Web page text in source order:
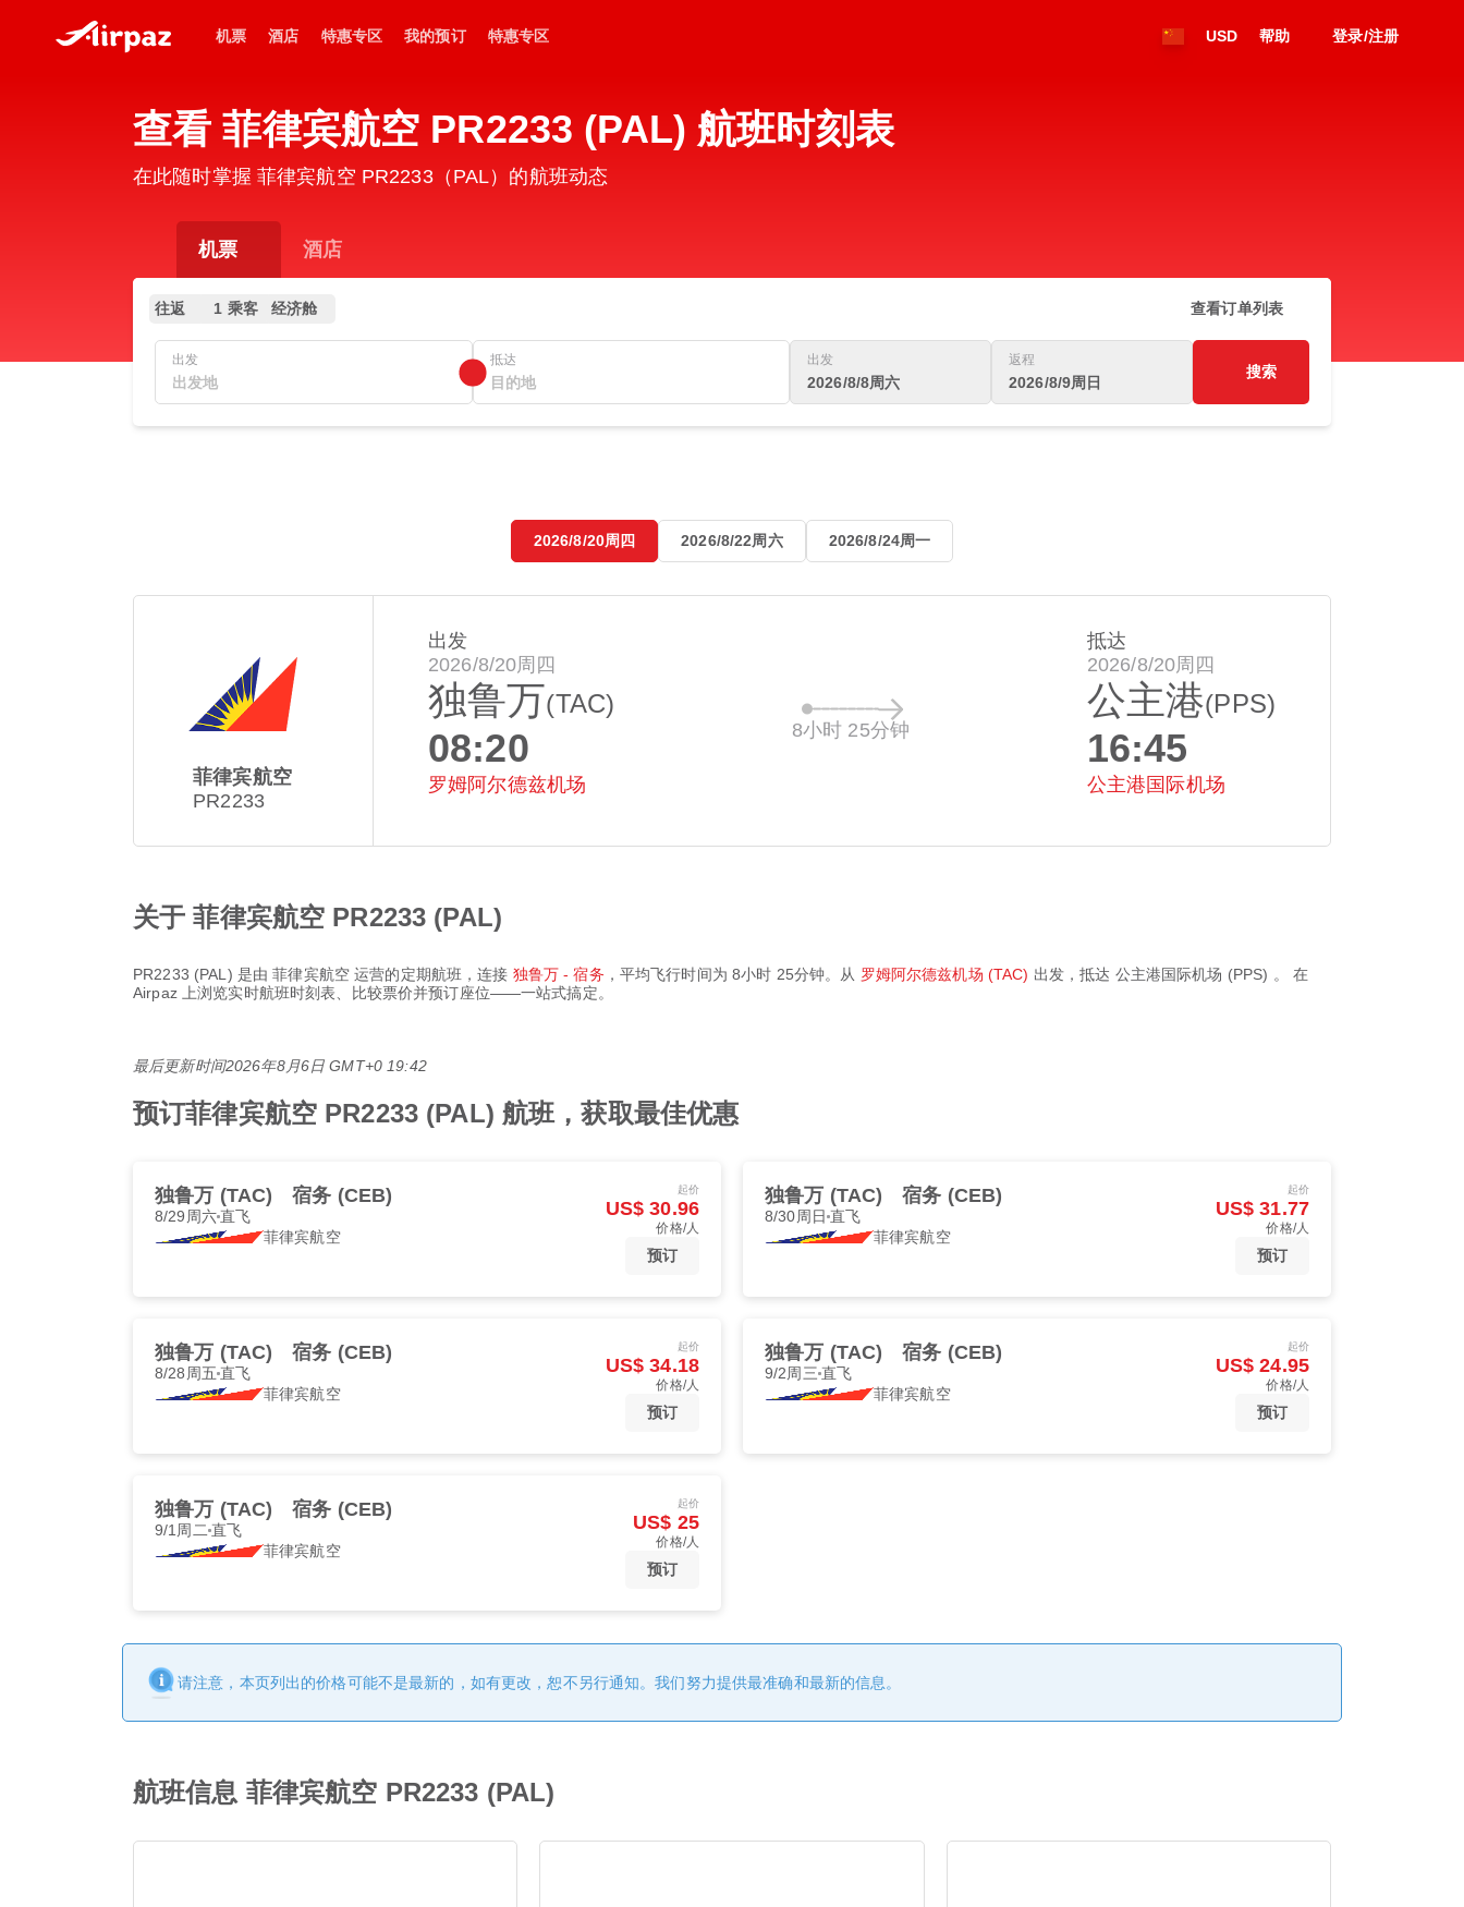
机票 酒店 特惠专区 我的预订 特惠专区 USD 帮助 登录/注册
查看 菲律宾航空 PR2233 (PAL) 航班时刻表
在此随时掌握 菲律宾航空 PR2233（PAL）的航班动态
机票 酒店
往返 1 乘客 经济舱 查看订单列表
出发 抵达 出发
2026/8/8周六
返程
2026/8/9周日
搜索
2026/8/20周四 2026/8/22周六 2026/8/24周一
菲律宾航空
PR2233
出发
2026/8/20周四
独鲁万(TAC)
08:20
罗姆阿尔德兹机场
8小时 25分钟
抵达
2026/8/20周四
公主港(PPS)
16:45
公主港国际机场
关于 菲律宾航空 PR2233 (PAL)
PR2233 (PAL ) 是由菲律宾航空运营的定期航班，连接 独鲁万 - 宿务 ，平均飞行时间为8小时 25分钟。从 罗姆阿尔德兹机场 (TAC) 出发，抵达 公主港国际机场 (PPS) 。 在
Airpaz 上浏览实时航班时刻表、比较票价并预订座位——一站式搞定。
最后更新时间2026年8月6日 GMT+0 19:42
预订菲律宾航空 PR2233 (PAL) 航班，获取最佳优惠
独鲁万 (TAC) 宿务 (CEB)
8/29周六直飞
菲律宾航空
起价
US$ 30.96
价格/人
预订
独鲁万 (TAC) 宿务 (CEB)
8/30周日 直飞
菲律宾航空
起价
US$ 31.77
价格/人
预订
独鲁万 (TAC) 宿务 (CEB)
8/28周五 直飞
菲律宾航空
起价
US$ 34.18
价格/人
预订
独鲁万 (TAC) 宿务 (CEB)
9/2周三 直飞
菲律宾航空
起价
US$ 24.95
价格/人
预订
独鲁万 (TAC) 宿务 (CEB)
9/1周二 直飞
菲律宾航空
起价
US$ 25
价格/人
预订
请注意，本页列出的价格可能不是最新的，如有更改，恕不另行通知。我们努力提供最准确和最新的信息。
航班信息 菲律宾航空 PR2233 (PAL)